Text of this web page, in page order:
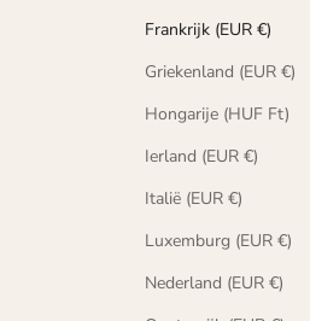
Frankrijk (EUR €)
Griekenland (EUR €)
Hongarije (HUF Ft)
Ierland (EUR €)
Italië (EUR €)
Luxemburg (EUR €)
Nederland (EUR €)